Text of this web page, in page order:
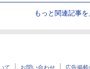
もっと関連記事を
て お問い合わせ 広告掲載